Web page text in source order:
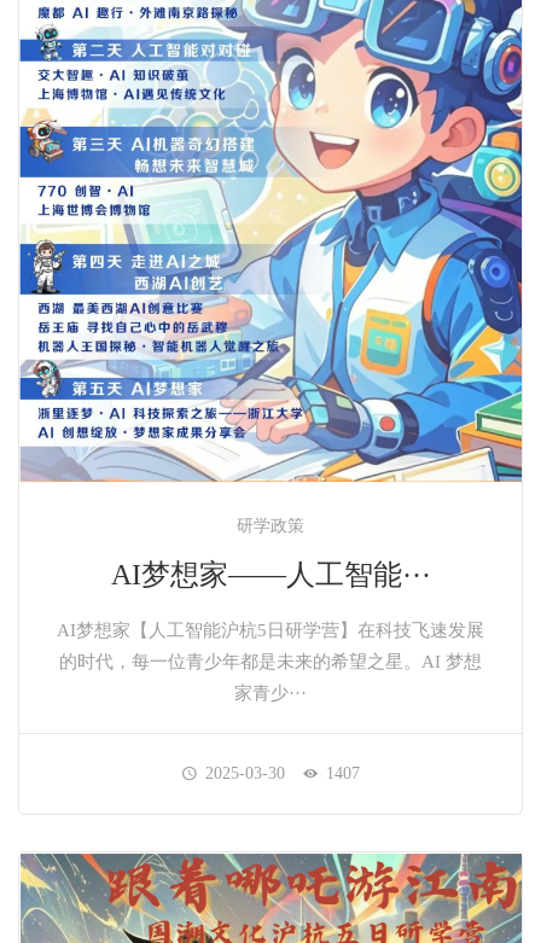
研学政策
AI梦想家——人工智能···
AI梦想家【人工智能沪杭5日研学营】在科技飞速发展
的时代，每一位青少年都是未来的希望之星。AI 梦想
家青少···
2025-03-30 1407